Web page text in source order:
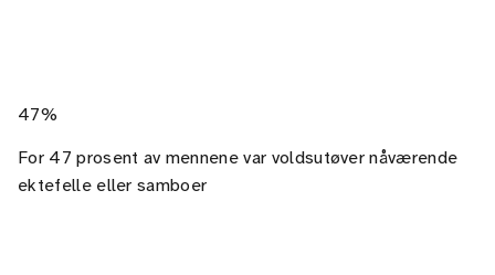
47%
For 47 prosent av mennene var voldsutøver nåværende
ektefelle eller samboer